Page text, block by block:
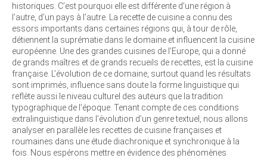
historiques. C’est pourquoi elle est différente d’une région à
l’autre, d’un pays à l’autre. La recette de cuisine a connu des
essors importants dans certaines régions qui, à tour de rôle,
détiennent la suprématie dans le domaine et influencent la cuisine
européenne. Une des grandes cuisines de l’Europe, qui a donné
de grands maîtres et de grands recueils de recettes, est la cuisine
française. L’évolution de ce domaine, surtout quand les résultats
sont imprimés, influence sans doute la forme linguistique qui
reflète aussi le niveau culturel des auteurs que la tradition
typographique de l’époque. Tenant compte de ces conditions
extralinguistique dans l’évolution d’un genre textuel, nous allons
analyser en parallèle les recettes de cuisine françaises et
roumaines dans une étude diachronique et synchronique à la
fois. Nous espérons mettre en évidence des phénomènes